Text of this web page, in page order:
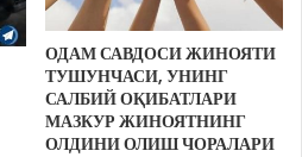
ОДАМ САВДОСИ ЖИНОЯТИ
ТУШУНЧАСИ, УНИНГ
САЛБИЙ ОҚИБАТЛАРИ
МАЗКУР ЖИНОЯТНИНГ
ОЛДИНИ ОЛИШ ЧОРАЛАРИ